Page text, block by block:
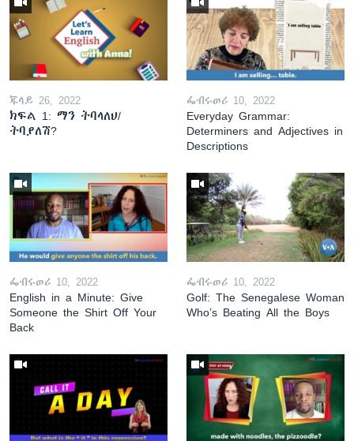
ጁላይ 26, 2022
ክፍል 1: ማን ትባላለህ/
ትባያለሽ?
ፌብሩወሪ 10, 2022
Everyday Grammar:
Determiners and Adjectives in
Descriptions
ፌብሩወሪ 10, 2022
English in a Minute: Give
Someone the Shirt Off Your
Back
ፌብሩወሪ 10, 2022
Golf: The Senegalese Woman
Who’s Beating All the Boys